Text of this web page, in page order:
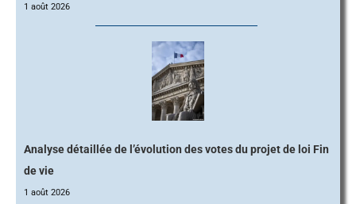
1 août 2026
Analyse détaillée de l’évolution des votes du projet de loi Fin
de vie
1 août 2026